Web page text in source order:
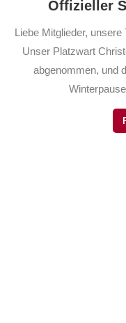
Offizieller
Liebe Mitglieder,
Unser Platzwart
abgenommen, und